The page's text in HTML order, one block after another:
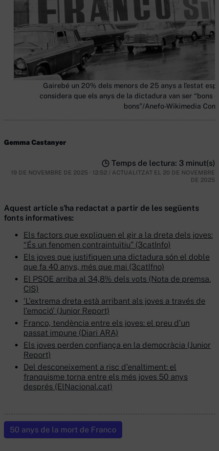
Gairebé un 20% dels menors de 25 anys a l’estat
considera que els anys de la dictadura van ser “bons
bons”/Anefo-Wikimedia
Gemma Castanyer
Temps de lectura: 3 minut(s)
19 DE NOVEMBRE DE 2025 · 12:52 / ACTUALITZAT EL 20 DE NOVEMBRE
DE 2025
Aquest artícle s'ha redactat a partir de les següents
fonts informatives:
Els factors que expliquen el gir a la dreta dels joves:
“És un fenomen contraintuïtiu” (3catInfo)
Els joves que justifiquen una dictadura són el doble
que fa 40 anys, més que mai (3catIfno)
El PSOE arriba al 34,8% dels vots (Nota de premsa.
CIS)
‘L’extrema dreta està arribant als joves a través de
l’emoció’ (Junior Report)
Franco, tendència entre els joves: el preu d’un
passat impune (Diari ARA)
Els joves perden confiança en la democràcia (Junior
Report)
Del desconeixement a risc d’enaltiment: el
franquisme torna entre els més joves 50 anys
després (ElNacional.cat)
50 anys de la mort de Franco